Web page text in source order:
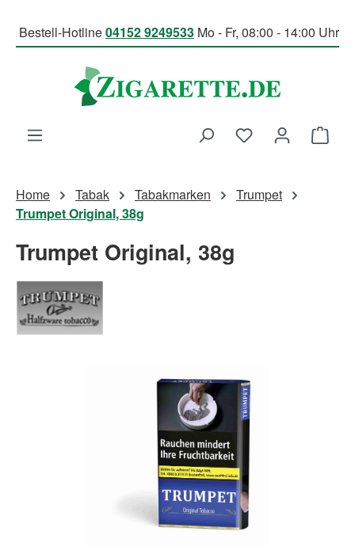
Bestell-Hotline04152 9249533 Mo - Fr, 08:00 - 14:00 Uhr
Du hast 0
Home Tabak Tabakmarken
Trumpet
Trumpet Original, 38g
Trumpet Original, 38g
Bildergalerie überspringen